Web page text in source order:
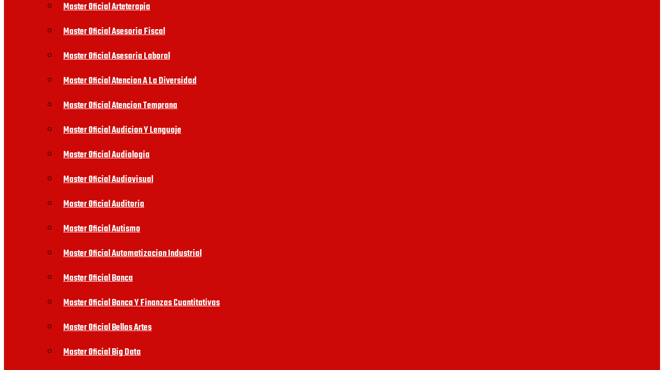
Master Oficial Arteterapia
Master Oficial Asesoria Fiscal
Master Oficial Asesoria Laboral
Master Oficial Atencion A La Diversidad
Master Oficial Atencion Temprana
Master Oficial Audicion Y Lenguaje
Master Oficial Audiologia
Master Oficial Audiovisual
Master Oficial Auditoria
Master Oficial Autismo
Master Oficial Automatizacion Industrial
Master Oficial Banca
Master Oficial Banca Y Finanzas Cuantitativas
Master Oficial Bellas Artes
Master Oficial Big Data